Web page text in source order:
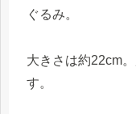
ぐるみ。
大きさは約22cm
す。